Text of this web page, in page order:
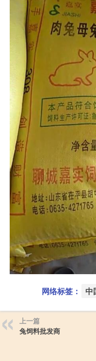
网络标签： 中
上一篇
兔饲料批发商